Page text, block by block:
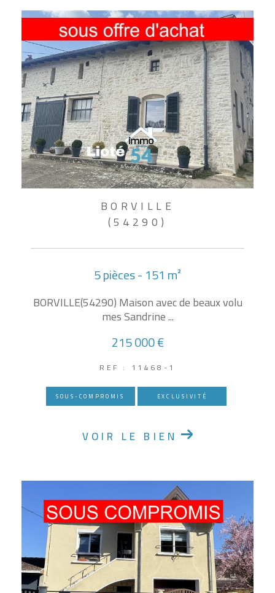
BORVILLE
(54290)
5 pièces - 151 m²
BORVILLE(54290) Maison avec de beaux volu
mes Sandrine ...
215 000 €
REF : 11468-1
SOUS-COMPROMIS EXCLUSIVITÉ
VOIR LE BIEN